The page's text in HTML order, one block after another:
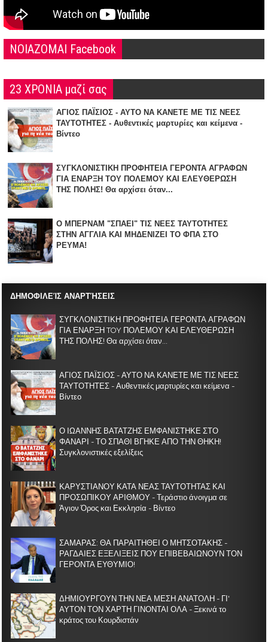
NOIAZOMAI Facebook
23 ΧΡΟΝΙΑ μαζί σας
ΑΓΙΟΣ ΠΑΪΣΙΟΣ - ΑΥΤΟ ΝΑ ΚΑΝΕΤΕ ΜΕ ΤΙΣ ΝΕΕΣ
ΤΑΥΤΟΤΗΤΕΣ - Αυθεντικές μαρτυρίες και κείμενα -
Βίντεο
ΣΥΓΚΛΟΝΙΣΤΙΚΗ ΠΡΟΦΗΤΕΙΑ ΓΕΡΟΝΤΑ ΑΓΡΑΦΩΝ
ΓΙΑ ΕΝΑΡΞΗ TOY ΠΟΛΕΜΟΥ ΚΑΙ ΕΛΕΥΘΕΡΩΣΗ
ΤΗΣ ΠΟΛΗΣ! Θα αρχίσει όταν...
Ο ΜΠΕΡΝΑΜ "ΣΠΑΕΙ" ΤΙΣ ΝΕΕΣ ΤΑΥΤΟΤΗΤΕΣ
ΣΤΗΝ ΑΓΓΛΙΑ KAI ΜΗΔΕΝΙZΕΙ ΤΟ ΦΠΑ ΣΤΟ
ΡΕΥΜΑ!
ΔΗΜΟΦΙΛΕΊΣ ΑΝΑΡΤΉΣΕΙΣ
ΣΥΓΚΛΟΝΙΣΤΙΚΗ ΠΡΟΦΗΤΕΙΑ ΓΕΡΟΝΤΑ ΑΓΡΑΦΩΝ
ΓΙΑ ΕΝΑΡΞΗ TOY ΠΟΛΕΜΟΥ ΚΑΙ ΕΛΕΥΘΕΡΩΣΗ
ΤΗΣ ΠΟΛΗΣ! Θα αρχίσει όταν...
ΑΓΙΟΣ ΠΑΪΣΙΟΣ - ΑΥΤΟ ΝΑ ΚΑΝΕΤΕ ΜΕ ΤΙΣ ΝΕΕΣ
ΤΑΥΤΟΤΗΤΕΣ - Αυθεντικές μαρτυρίες και κείμενα -
Βίντεο
Ο ΙΩΑΝΝΗΣ ΒΑΤΑΤΖΗΣ ΕΜΦΑΝΙΣΤΗΚΕ ΣΤΟ
ΦΑΝΑΡΙ - ΤΟ ΣΠΑΘΙ ΒΓΗΚΕ ΑΠΟ ΤΗΝ ΘΗΚΗ!
Συγκλονιστικές εξελίξεις
ΚΑΡΥΣΤΙΑΝΟΥ ΚΑΤΑ ΝΕΑΣ ΤΑΥΤΟΤΗΤΑΣ ΚΑΙ
ΠΡΟΣΩΠΙΚΟΥ ΑΡΙΘΜΟΥ - Τεράστιο άνοιγμα σε
Άγιον Όρος και Εκκλησία - Βίντεο
ΣΑΜΑΡΑΣ: ΘΑ ΠΑΡΑΙΤΗΘΕΙ Ο ΜΗΤΣΟΤΑΚΗΣ -
ΡΑΓΔΑΙΕΣ ΕΞΕΛΙΞΕΙΣ ΠΟΥ ΕΠΙΒΕΒΑΙΩΝΟΥΝ ΤΟΝ
ΓΕΡΟΝΤΑ ΕΥΘΥΜΙΟ!
ΔΗΜΙΟΥΡΓΟΥΝ ΤΗΝ ΝΕΑ ΜΕΣΗ ΑΝΑΤΟΛΗ - ΓΙ'
ΑΥΤΟΝ ΤΟΝ ΧΑΡΤΗ ΓΙΝΟΝΤΑΙ ΟΛΑ - Ξεκινά το
κράτος του Κουρδιστάν